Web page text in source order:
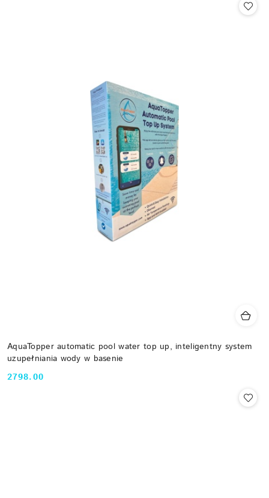
AquaTopper automatic pool water top up, inteligentny system
uzupełniania wody w basenie
Cena:
2798.00